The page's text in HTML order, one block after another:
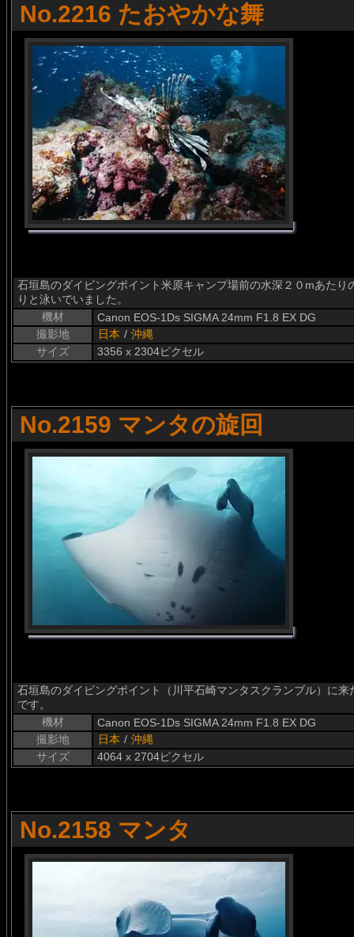
No.2216 たおやかな舞
石垣島のダイビングポイント米原キャンプ場前の水深２０mあた
りと泳いでいました。
機材
Canon EOS-1Ds SIGMA 24mm F1.8 EX DG
撮影地
日本 / 沖縄
サイズ
3356 x 2304ピクセル
No.2159 マンタの旋回
石垣島のダイビングポイント（川平石崎マンタスクランブル）に
です。
機材
Canon EOS-1Ds SIGMA 24mm F1.8 EX DG
撮影地
日本 / 沖縄
サイズ
4064 x 2704ピクセル
No.2158 マンタ